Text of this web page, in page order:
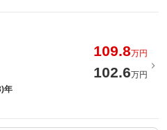
109.8万円
102.6万円
年